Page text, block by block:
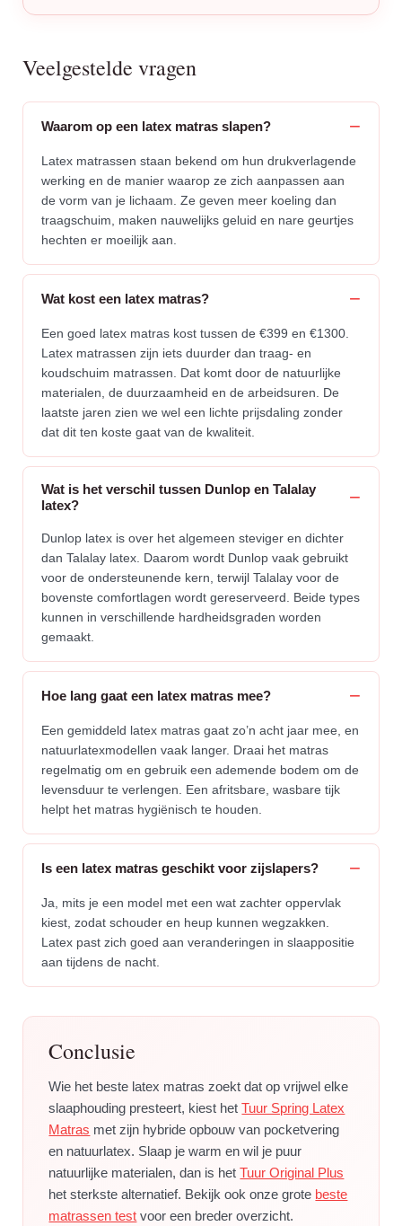
Veelgestelde vragen
Waarom op een latex matras slapen?
Latex matrassen staan bekend om hun drukverlagende
werking en de manier waarop ze zich aanpassen aan
de vorm van je lichaam. Ze geven meer koeling dan
traagschuim, maken nauwelijks geluid en nare geurtjes
hechten er moeilijk aan.
Wat kost een latex matras?
Een goed latex matras kost tussen de €399 en €1300.
Latex matrassen zijn iets duurder dan traag- en
koudschuim matrassen. Dat komt door de natuurlijke
materialen, de duurzaamheid en de arbeidsuren. De
laatste jaren zien we wel een lichte prijsdaling zonder
dat dit ten koste gaat van de kwaliteit.
Wat is het verschil tussen Dunlop en Talalay
latex?
Dunlop latex is over het algemeen steviger en dichter
dan Talalay latex. Daarom wordt Dunlop vaak gebruikt
voor de ondersteunende kern, terwijl Talalay voor de
bovenste comfortlagen wordt gereserveerd. Beide types
kunnen in verschillende hardheidsgraden worden
gemaakt.
Hoe lang gaat een latex matras mee?
Een gemiddeld latex matras gaat zo’n acht jaar mee, en
natuurlatexmodellen vaak langer. Draai het matras
regelmatig om en gebruik een ademende bodem om de
levensduur te verlengen. Een afritsbare, wasbare tijk
helpt het matras hygiënisch te houden.
Is een latex matras geschikt voor zijslapers?
Ja, mits je een model met een wat zachter oppervlak
kiest, zodat schouder en heup kunnen wegzakken.
Latex past zich goed aan veranderingen in slaappositie
aan tijdens de nacht.
Conclusie
Wie het beste latex matras zoekt dat op vrijwel elke
slaaphouding presteert, kiest hetTuur Spring Latex
Matras met zijn hybride opbouw van pocketvering
en natuurlatex. Slaap je warm en wil je puur
natuurlijke materialen, dan is hetTuur Original Plus
het sterkste alternatief. Bekijk ook onze grote beste
matrassen test voor een breder overzicht.